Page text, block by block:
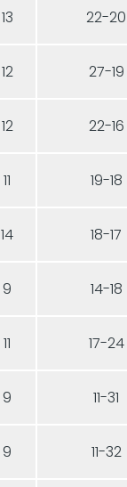
13 22-20
12 27-19
12 22-16
11 19-18
14 18-17
9 14-18
11 17-24
9 11-31
9 11-32